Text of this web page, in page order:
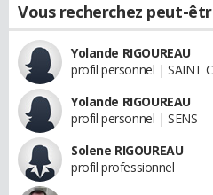
Vous recherchez peut-
Yolande RIGOUREAU
profil personnel | SAINT
Yolande RIGOUREAU
profil personnel | SENS
Solene RIGOUREAU
profil professionnel